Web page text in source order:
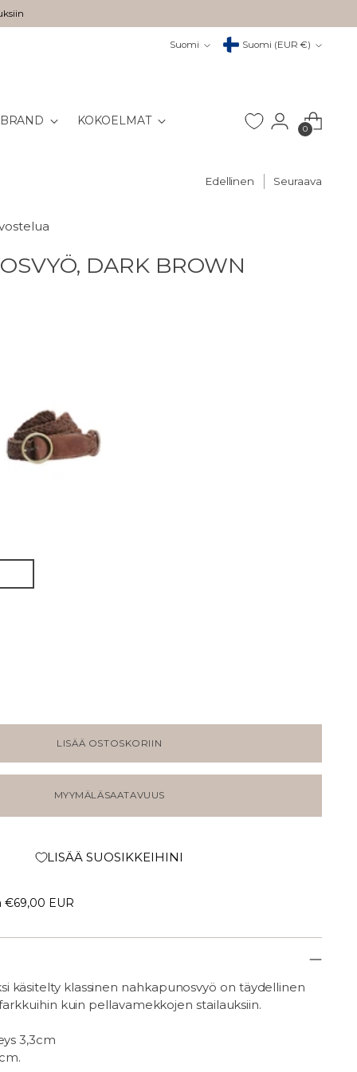
Suomi Valuutta Suomi (EUR €)
KOKOELMAT
0
Edellinen Seuraava
DARK BROWN
LISÄÄ OSTOSKORIIN
MYYMÄLÄSAATAVUUS
LISÄÄ SUOSIKKEIHINI
€69,00 EUR
käsitelty klassinen nahkapunosvyö on täydellinen
kuin pellavamekkojen stailauksiin.
3,3cm